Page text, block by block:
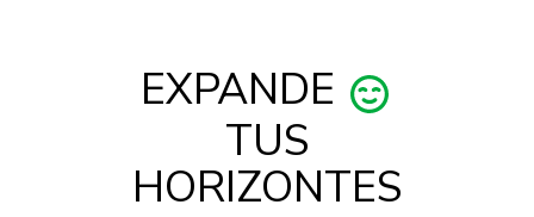
EXPANDE
TUS
HORIZONTES